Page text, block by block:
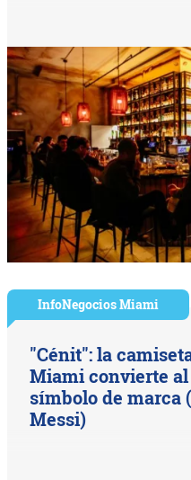
InfoNegocios Miami
"Cénit": la
Miami convierte
símbolo de marca
Messi)